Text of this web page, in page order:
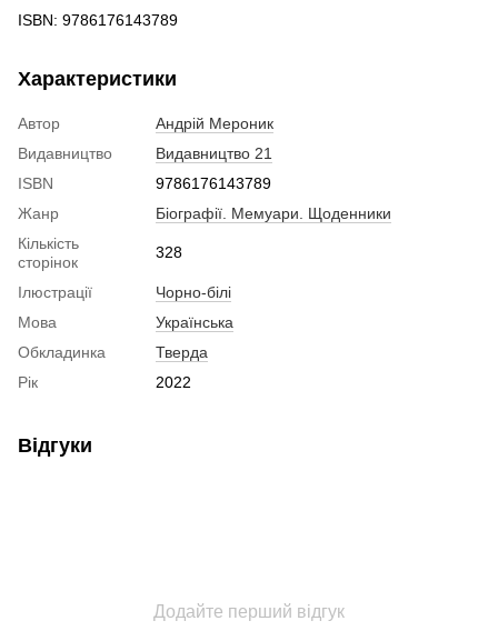
ISBN: 9786176143789
Характеристики
Автор
Андрій Мероник
Видавництво
Видавництво 21
ISBN
9786176143789
Жанр
Біографії. Мемуари. Щоденники
Кількість
сторінок
328
Ілюстрації
Чорно-білі
Мова
Українська
Обкладинка
Тверда
Рік
2022
Відгуки
Додайте перший відгук